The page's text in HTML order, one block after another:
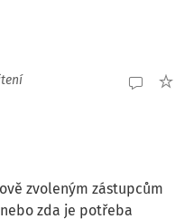
zvoleným zástupcům
zda je potřeba